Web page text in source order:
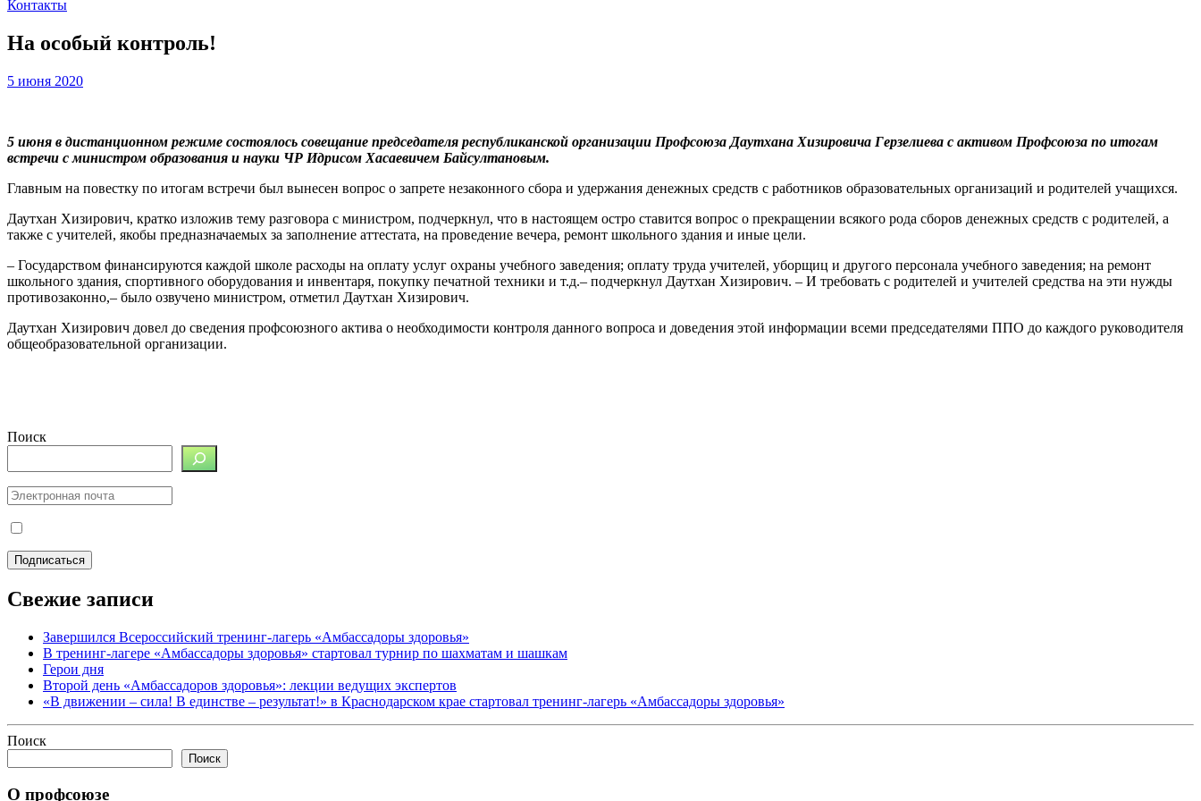
Контакты
На особый контроль!
5 июня 2020
5 июня в дистанционном режиме состоялось совещание председателя республиканской организации Профсоюза Даутхана Хизировича Герзелиева с активом Профсоюза по итогам
встречи с министром образования и науки ЧР Идрисом Хасаевичем Байсултановым.
Главным на повестку по итогам встречи был вынесен вопрос о запрете незаконного сбора и удержания денежных средств с работников образовательных организаций и родителей учащихся.
Даутхан Хизирович, кратко изложив тему разговора с министром, подчеркнул, что в настоящем остро ставится вопрос о прекращении всякого рода сборов денежных средств с родителей, а
также с учителей, якобы предназначаемых за заполнение аттестата, на проведение вечера, ремонт школьного здания и иные цели.
– Государством финансируются каждой школе расходы на оплату услуг охраны учебного заведения; оплату труда учителей, уборщиц и другого персонала учебного заведения; на ремонт
школьного здания, спортивного оборудования и инвентаря, покупку печатной техники и т.д.– подчеркнул Даутхан Хизирович. – И требовать с родителей и учителей средства на эти нужды
противозаконно,– было озвучено министром, отметил Даутхан Хизирович.
Даутхан Хизирович довел до сведения профсоюзного актива о необходимости контроля данного вопроса и доведения этой информации всеми председателями ППО до каждого руководителя
общеобразовательной организации.
Поиск
Свежие записи
Завершился Всероссийский тренинг-лагерь «Амбассадоры здоровья»
В тренинг-лагере «Амбассадоры здоровья» стартовал турнир по шахматам и шашкам
Герои дня
Второй день «Амбассадоров здоровья»: лекции ведущих экспертов
«В движении – сила! В единстве – результат!» в Краснодарском крае стартовал тренинг-лагерь «Амбассадоры здоровья»
Поиск
Поиск
О профсоюзе